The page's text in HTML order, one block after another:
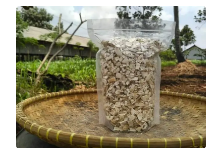
ULANG
PEMBUATAN
TEPUNG
SINGKONG